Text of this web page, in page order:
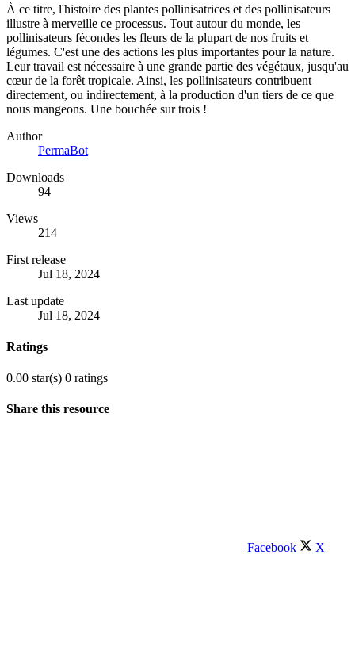
À ce titre, l'histoire des plantes pollinisatrices et des pollinisateurs
illustre à merveille ce processus. Tout autour du monde, les
pollinisateurs fécondes les fleurs de la plupart de nos fruits et
légumes. C'est une des actions les plus importantes pour la nature.
Leur travail est nécessaire à une grande partie des végétaux, jusqu'au
cœur de la forêt tropicale. Ainsi, les pollinisateurs contribuent
directement, ou indirectement, à la production d'un tiers de ce que
nous mangeons. Une bouchée sur trois !
Author
PermaBot
Downloads
94
Views
214
First release
Jul 18, 2024
Last update
Jul 18, 2024
Ratings
0.00 star(s) 0 ratings
Share this resource
Facebook X